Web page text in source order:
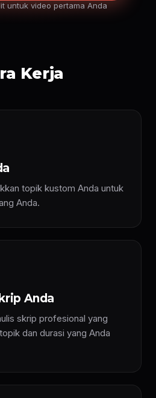
untuk video pertama Anda
Kerja
topik kustom Anda untuk
Anda.
Anda
skrip profesional yang
dan durasi yang Anda